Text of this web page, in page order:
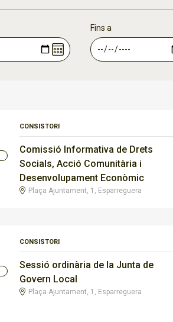
Fins a
CONSISTORI
Comissió Informativa de Drets
Socials, Acció Comunitària i
Desenvolupament Econòmic
Plaça Ajuntament, 1, Esparreguera
CONSISTORI
Sessió ordinària de la Junta de
Govern Local
Plaça Ajuntament, 1, Esparreguera